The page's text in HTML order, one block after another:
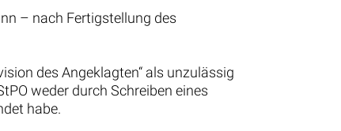
– nach Fertigstellung des
des Angeklagten“ als unzulässig
weder durch Schreiben eines
habe.